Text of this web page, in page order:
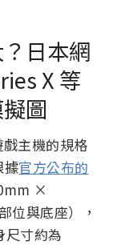
日本網
X 等
圖
主機的規格
據官方公布的
×
與底座），
尺寸約為